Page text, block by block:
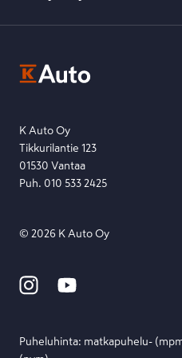
K-Ryhmän evästekäytännöt
Etsi toimipiste
K Auto Oy
Tikkurilantie 123
01530 Vantaa
Puh. 010 533 2425
© 2026 K Auto Oy
Puheluhinta: matka­puhelu-